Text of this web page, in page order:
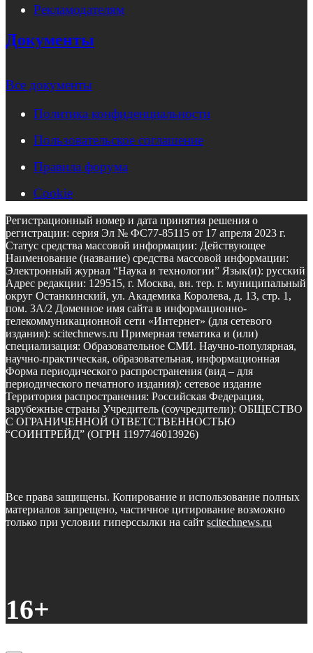
Рекламодателям
Документы
Все документы
Политика конфиденциальности
Пользовательское соглашение
Правила форума
Cookie
Регистрационный номер и дата принятия решения о
регистрации: серия Эл № ФС77-85115 от 17 апреля 2023 г.
Статус средства массовой информации: Действующее
Наименование (название) средства массовой информации:
Электронный журнал “Наука и технологии” Язык(и): русский
Адрес редакции: 129515, г. Москва, вн. тер. г. муниципальный
округ Останкинский, ул. Академика Королева, д. 13, стр. 1,
пом. 3А/2 Доменное имя сайта в информационно-
телекоммуникационной сети «Интернет» (для сетевого
издания): scitechnews.ru Примерная тематика и (или)
специализация: Образовательное СМИ. Научно-популярная,
научно-практическая, образовательная, информационная
Форма периодического распространения (вид – для
периодического печатного издания): сетевое издание
Территория распространения: Российская Федерация,
зарубежные страны Учредитель (соучредители): ОБЩЕСТВО
С ОГРАНИЧЕННОЙ ОТВЕТСТВЕННОСТЬЮ
“СОИНТРЕЙД” (ОГРН 1197746013926)
Все права защищены. Копирование и использование полных
материалов запрещено, частичное цитирование возможно
только при условии гиперссылки на сайт scitechnews.ru
16+